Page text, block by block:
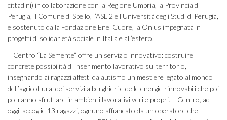
cittadini) in collaborazione con la Regione Umbria, la Provincia di
Perugia, il Comune di Spello, l’ASL 2 e l’Università degli Studi di Perugia,
e sostenuto dalla Fondazione Enel Cuore, la Onlus impegnata in
progetti di solidarietà sociale in Italia e all’estero.
Il Centro “La Semente” offre un servizio innovativo: costruire
concrete possibilità di inserimento lavorativo sul territorio,
insegnando ai ragazzi affetti da autismo un mestiere legato al mondo
dell’agricoltura, dei servizi alberghieri e delle energie rinnovabili che poi
potranno sfruttare in ambienti lavorativi veri e propri. Il Centro, ad
oggi, accoglie 13 ragazzi, ognuno affiancato da un operatore che